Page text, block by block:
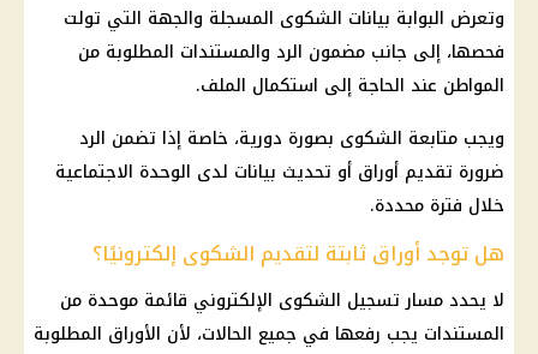
وتعرض البوابة بيانات الشكوى المسجلة والجهة التي تولت
فحصها، إلى جانب مضمون الرد والمستندات المطلوبة من
المواطن عند الحاجة إلى استكمال الملف.
ويجب متابعة الشكوى بصورة دورية، خاصة إذا تضمن الرد
ضرورة تقديم أوراق أو تحديث بيانات لدى الوحدة الاجتماعية
خلال فترة محددة.
هل توجد أوراق ثابتة لتقديم الشكوى إلكترونيًا؟
لا يحدد مسار تسجيل الشكوى الإلكتروني قائمة موحدة من
المستندات يجب رفعها في جميع الحالات، لأن الأوراق المطلوبة